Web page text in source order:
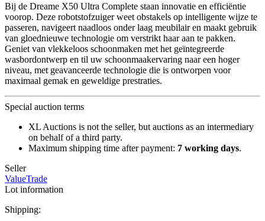
Bij de Dreame X50 Ultra Complete staan innovatie en efficiëntie
voorop. Deze robotstofzuiger weet obstakels op intelligente wijze te
passeren, navigeert naadloos onder laag meubilair en maakt gebruik
van gloednieuwe technologie om verstrikt haar aan te pakken.
Geniet van vlekkeloos schoonmaken met het geïntegreerde
wasbordontwerp en til uw schoonmaakervaring naar een hoger
niveau, met geavanceerde technologie die is ontworpen voor
maximaal gemak en geweldige prestraties.
Special auction terms
XL Auctions is not the seller, but auctions as an intermediary
on behalf of a third party.
Maximum shipping time after payment: 7 working days.
Seller
ValueTrade
Lot information
Shipping: